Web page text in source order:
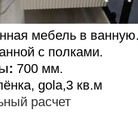
мебель в
с полками.
: 700 мм.
gola,3 кв.м
расчет